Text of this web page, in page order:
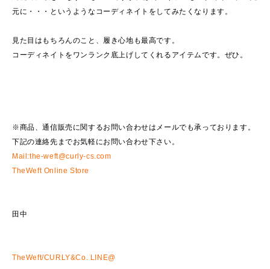
元に・・・というようなコーディネイトをしてみたくなります。
見た目はもちろんのこと、履き心地も最高です。
コーディネイトをワンランク底上げしてくれるアイテムです。ぜひ。
※商品、通信販売に関するお問い合わせはメールでも承っております。
下記の連絡先までお気軽にお問い合わせ下さい。
Mail:the-weft@curly-cs.com
TheWeft Online Store
田中
TheWeft/CURLY&Co. LINE@